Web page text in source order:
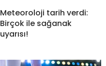
Meteoroloji tarih verdi:
Birçok ile sağanak
uyarısı!